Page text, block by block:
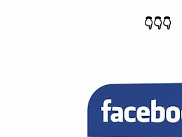
👇
👇
👇